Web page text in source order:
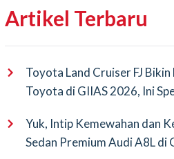
Artikel Terbaru
Toyota Land Cruiser FJ
Toyota di GIIAS 2026, Ini
Yuk, Intip Kemewahan dan
Sedan Premium Audi A8L di